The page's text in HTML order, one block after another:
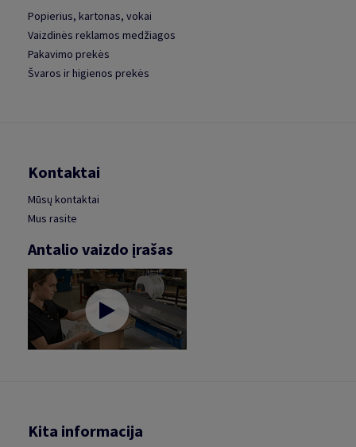
Popierius, kartonas, vokai
Vaizdinės reklamos medžiagos
Pakavimo prekės
Švaros ir higienos prekės
Kontaktai
Mūsų kontaktai
Mus rasite
Antalio vaizdo įrašas
Kita informacija